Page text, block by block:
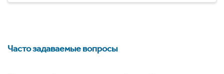
Часто задаваемые вопросы